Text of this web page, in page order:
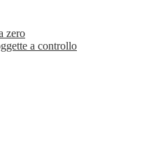
zero
a controllo